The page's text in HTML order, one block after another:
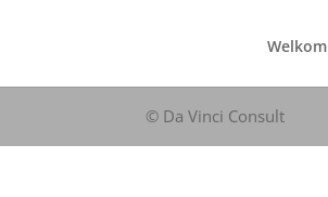
Welkom
© Da Vinci Consult